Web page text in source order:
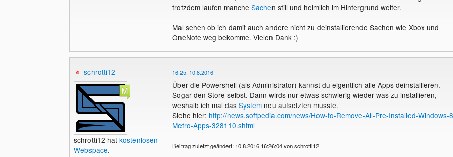
trotzdem laufen manche Sachen still und heimlich im Hintergrund weiter.
Mal sehen ob ich damit auch andere nicht zu deinstallierende Sachen wie Xbox und
OneNote weg bekomme. Vielen Dank :)
schrotti12
schrotti12 hat kostenlosen
Webspace.
16:25, 10.8.2016
Über die Powershell (als Administrator) kannst du eigentlich alle Apps deinstallieren.
Sogar den Store selbst. Dann wirds nur etwas schwierig wieder was zu installieren,
weshalb ich mal das Systemneu aufsetzten musste.
Siehe hier: http://news.softpedia.com/news/How-to-Remove-All-Pre-Installed-Windows-
Metro-Apps-328110.shtml
Beitrag zuletzt geändert: 10.8.2016 16:26:04 von schrotti12